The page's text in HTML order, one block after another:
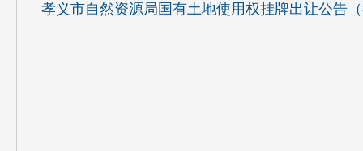
孝义市自然资源局国有土地使用权挂牌出让公告